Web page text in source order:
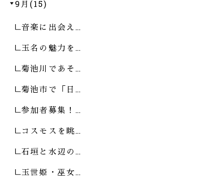
9月(15)
音楽に出会え…
玉名の魅力を…
菊池川であそ…
菊池市で「日…
参加者募集！…
コスモスを眺…
石垣と水辺の…
玉世姫・巫女…